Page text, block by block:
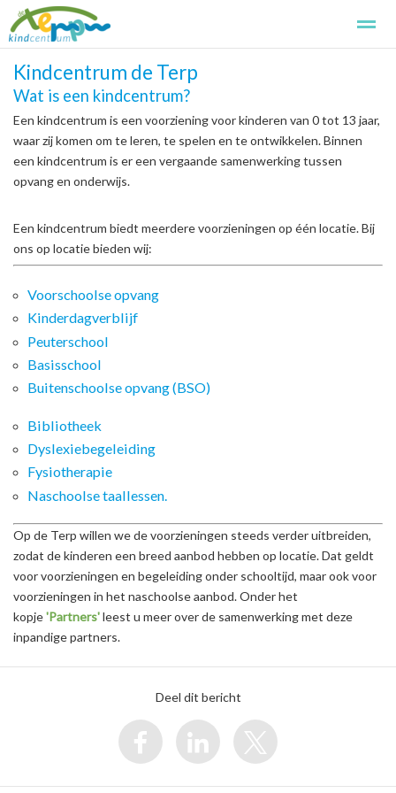
Kindcentrum de Terp Kennismaken
Home Foto's Zoeken Pagina's
Kindcentrum de Terp
Wat is een kindcentrum?
Een kindcentrum is een voorziening voor kinderen van 0 tot 13 jaar,
waar zij komen om te leren, te spelen en te ontwikkelen. Binnen
een kindcentrum is er een vergaande samenwerking tussen
opvang en onderwijs.
Een kindcentrum biedt meerdere voorzieningen op één locatie. Bij
ons op locatie bieden wij:
Voorschoolse opvang
Kinderdagverblijf
Peuterschool
Basisschool
Buitenschoolse opvang (BSO)
Bibliotheek
Dyslexiebegeleiding
Fysiotherapie
Naschoolse taallessen.
Op de Terp willen we de voorzieningen steeds verder uitbreiden,
zodat de kinderen een breed aanbod hebben op locatie. Dat geldt
voor voorzieningen en begeleiding onder schooltijd, maar ook voor
voorzieningen in het naschoolse aanbod. Onder het
kopje'Partners'leest u meer over de samenwerking met deze
inpandige partners.
Deel dit bericht